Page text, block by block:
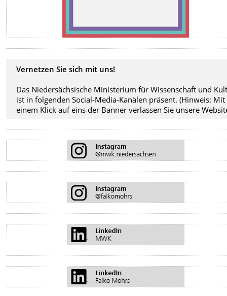
Vernetzen Sie sich mit uns!
Das Niedersächsische Ministerium für Wissenschaft und
ist in folgenden Social-Media-Kanälen präsent. (Hinweis: Mit
einem Klick auf eins der Banner verlassen Sie unsere